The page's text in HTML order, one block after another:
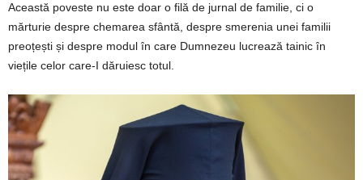
Această poveste nu este doar o filă de jurnal de familie, ci o
mărturie despre chemarea sfântă, despre smerenia unei familii
preoțești și despre modul în care Dumnezeu lucrează tainic în
viețile celor care-I dăruiesc totul.